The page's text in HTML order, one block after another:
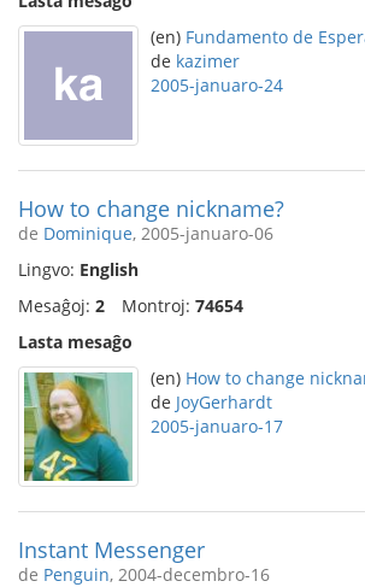
(en) Fundamento de
de kazimer
2005-januaro-24
How to change nickname?
de Dominique, 2005-januaro-06
Lingvo: English
Mesaĝoj: 2 Montroj: 74654
Lasta mesaĝo
(en) How to change
de JoyGerhardt
2005-januaro-17
Instant Messenger
de Penguin, 2004-decembro-16